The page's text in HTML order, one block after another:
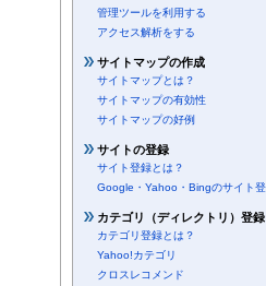
管理ツールを利用する
アクセス解析をする
サイトマップの作成
サイトマップとは？
サイトマップの有効性
サイトマップの好例
サイトの登録
サイト登録とは？
Google・Yahoo・Bingのサイト
カテゴリ（ディレクトリ）登録
カテゴリ登録とは？
Yahoo!カテゴリ
クロスレコメンド